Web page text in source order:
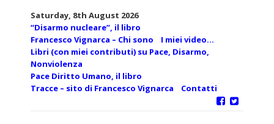
Saturday, 8th August 2026
“Disarmo nucleare”, il libro
Francesco Vignarca – Chi sono
I miei video…
Libri (con miei contributi) su Pace, Disarmo,
Nonviolenza
Pace Diritto Umano, il libro
Tracce – sito di Francesco Vignarca
Contatti